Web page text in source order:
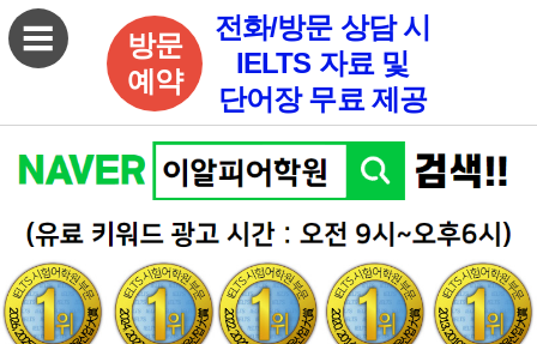
방문
예약
전화/방문 상담 시
IELTS 자료 및
단어장 무료 제공